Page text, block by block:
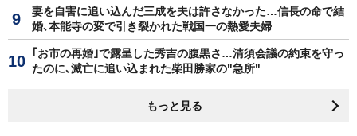
妻を自害に追い込んだ三成を夫は許さなかった…信長の命で結
婚､本能寺の変で引き裂かれた戦国一の熱愛夫婦
｢お市の再婚｣で露呈した秀吉の腹黒さ…清須会議の約束を守っ
たのに､滅亡に追い込まれた柴田勝家の"急所"
もっと見る